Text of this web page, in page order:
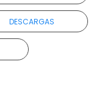
DESCARGAS